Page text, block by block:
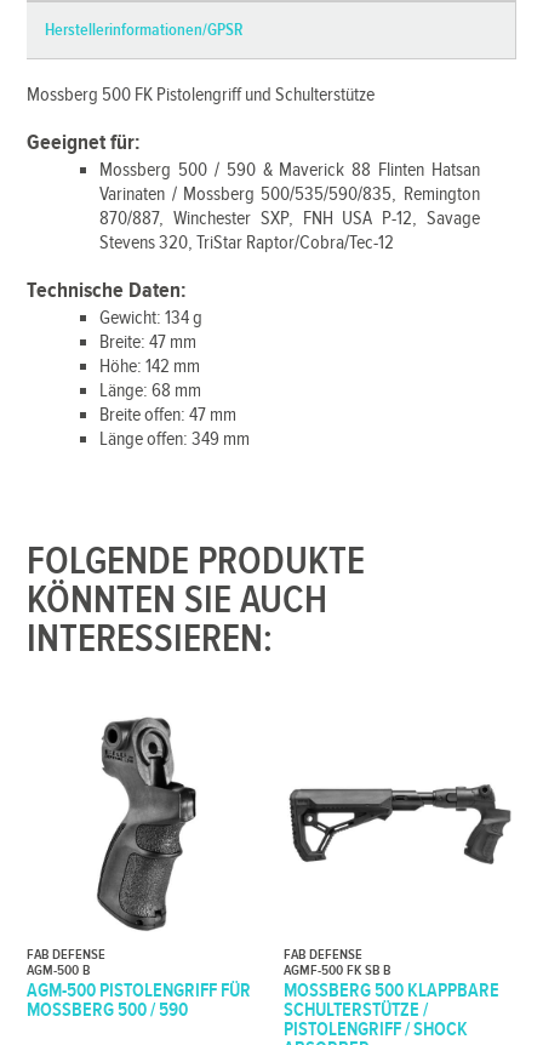
Herstellerinformationen/GPSR
Mossberg 500 FK Pistolengriff und Schulterstütze
Geeignet für:
Mossberg 500 / 590 & Maverick 88 Flinten Hatsan
Varinaten / Mossberg 500/535/590/835, Remington
870/887, Winchester SXP, FNH USA P-12, Savage
Stevens 320, TriStar Raptor/Cobra/Tec-12
Technische Daten:
Gewicht: 134 g
Breite: 47 mm
Höhe: 142 mm
Länge: 68 mm
Breite offen: 47 mm
Länge offen: 349 mm
FOLGENDE PRODUKTE
KÖNNTEN SIE AUCH
INTERESSIEREN:
FAB DEFENSE
AGM-500 B
AGM-500 PISTOLENGRIFF FÜR
MOSSBERG 500 / 590
FAB DEFENSE
AGMF-500 FK SB B
MOSSBERG 500 KLAPPBARE
SCHULTERSTÜTZE /
PISTOLENGRIFF / SHOCK